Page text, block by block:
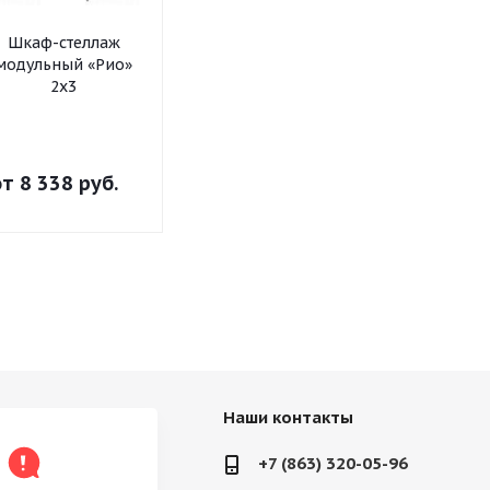
Шкаф-стеллаж
«Рио»
2х3
8 338 руб.
Наши контакты
+7 (863) 320-05-96